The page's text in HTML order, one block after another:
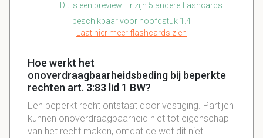
Dit is een preview. Er zijn 5 andere flashcards
beschikbaar voor hoofdstuk 1.4
Laat hier meer flashcards zien
Hoe werkt het
onoverdraagbaarheidsbeding bij beperkte
rechten art. 3:83 lid 1 BW?
Een beperkt recht ontstaat door vestiging. Partijen
kunnen onoverdraagbaarheid niet tot eigenschap
van het recht maken, omdat de wet dit niet